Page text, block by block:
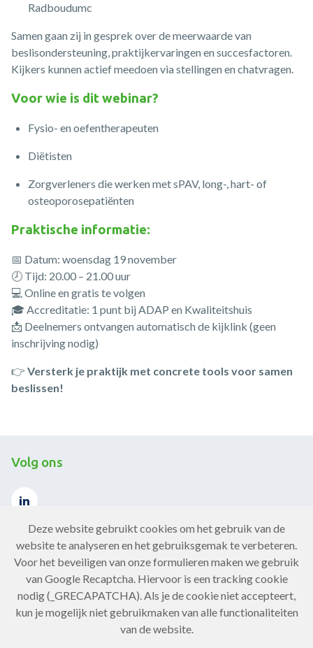
Radboudumc
Samen gaan zij in gesprek over de meerwaarde van
beslisondersteuning, praktijkervaringen en succesfactoren.
Kijkers kunnen actief meedoen via stellingen en chatvragen.
Voor wie is dit webinar?
Fysio- en oefentherapeuten
Diëtisten
Zorgverleners die werken met sPAV, long-, hart- of
osteoporosepatiënten
Praktische informatie:
📅 Datum: woensdag 19 november
🕗 Tijd: 20.00 – 21.00 uur
💻 Online en gratis te volgen
🎓 Accreditatie: 1 punt bij ADAP en Kwaliteitshuis
📩 Deelnemers ontvangen automatisch de kijklink (geen
inschrijving nodig)
👉 Versterk je praktijk met concrete tools voor samen
beslissen!
Volg ons
Contact
Neem contact op
Deze website gebruikt cookies om het gebruik van de
website te analyseren en het gebruiksgemak te verbeteren.
Voor het beveiligen van onze formulieren maken we gebruik
van Google Recaptcha. Hiervoor is een tracking cookie
nodig (_GRECAPATCHA). Als je de cookie niet accepteert,
kun je mogelijk niet gebruikmaken van alle functionaliteiten
van de website.